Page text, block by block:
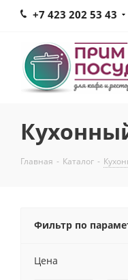
+7 423 202 53 43
Главная - Каталог -
Фильтр по
Цена